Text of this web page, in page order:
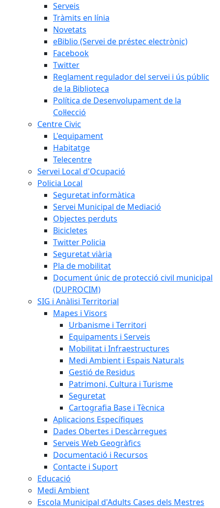
Serveis
Tràmits en línia
Novetats
eBiblio (Servei de préstec electrònic)
Facebook
Twitter
Reglament regulador del servei i ús públic
de la Biblioteca
Política de Desenvolupament de la
Col·lecció
Centre Civic
L'equipament
Habitatge
Telecentre
Servei Local d'Ocupació
Policia Local
Seguretat informàtica
Servei Municipal de Mediació
Objectes perduts
Bicicletes
Twitter Policia
Seguretat viària
Pla de mobilitat
Document únic de protecció civil municipal
(DUPROCIM)
SIG i Anàlisi Territorial
Mapes i Visors
Urbanisme i Territori
Equipaments i Serveis
Mobilitat i Infraestructures
Medi Ambient i Espais Naturals
Gestió de Residus
Patrimoni, Cultura i Turisme
Seguretat
Cartografia Base i Tècnica
Aplicacions Específiques
Dades Obertes i Descàrregues
Serveis Web Geogràfics
Documentació i Recursos
Contacte i Suport
Educació
Medi Ambient
Escola Municipal d'Adults Cases dels Mestres